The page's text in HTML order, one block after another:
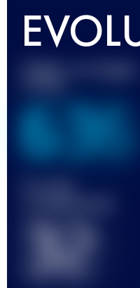
Miglior punteggio
636
Gara(e)
32